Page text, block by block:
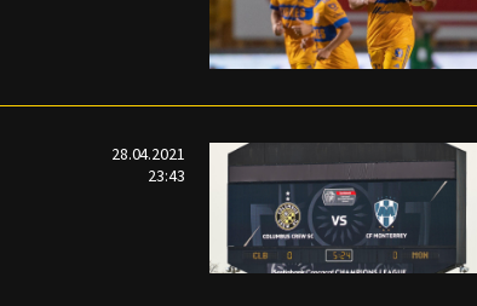
28.04.2021
23:43